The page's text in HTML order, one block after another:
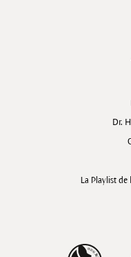
Dr.
La Playlist